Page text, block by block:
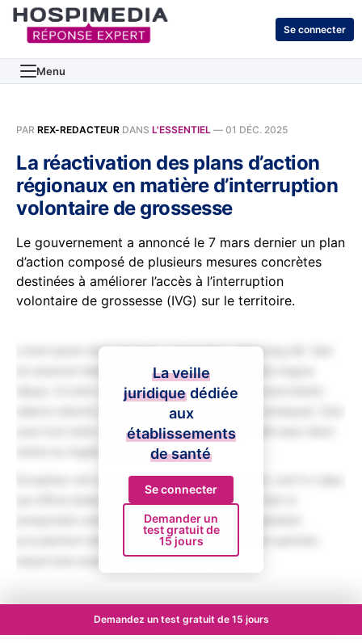
Se connecter
Menu
PAR REX-REDACTEUR DANS L'ESSENTIEL — 01 DÉC. 2025
La réactivation des plans d’action
régionaux en matière d’interruption
volontaire de grossesse
Le gouvernement a annoncé le 7 mars dernier un plan
d’action composé de plusieurs mesures concrètes
destinées à améliorer l’accès à l’interruption
volontaire de grossesse (IVG) sur le territoire.
Lorem ipsum dolor sit amet, consectetur adipiscing elit. Sed
do eiusmod tempor incididunt ut labore et dolore magna
aliqua. Ut enim ad minim veniam, quis nostrud exercitation
ullamco laboris nisi ut aliquip ex ea commodo consequat. Duis
aute irure dolor in reprehenderit in voluptate velit esse cillum
dolore eu fugiat nulla pariatur.
Excepteur sint occaecat cupidatat non proident, sunt in culpa
qui officia deserunt mollit anim id est laborum. Sed ut
perspiciatis unde omnis iste natus error sit voluptatem
accusantium doloremque laudantium, totam rem aperiam,
eaque ipsa quae ab illo inventore veritatis.
La veille
juridique dédiée
aux
établissements
de santé
Se connecter
Demander un
test gratuit de
15 jours
Demandez un test gratuit de 15 jours